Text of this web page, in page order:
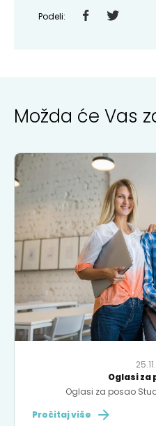
Podeli:
Možda će Vas
Oglasi za
Oglasi za posao
Pročitaj više